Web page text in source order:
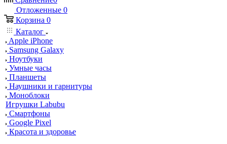
Отложенные 0
Корзина 0
Каталог
Apple iPhone
Samsung Galaxy
Ноутбуки
Умные часы
Планшеты
Наушники и гарнитуры
Моноблоки
Игрушки Labubu
Смартфоны
Google Pixel
Красота и здоровье